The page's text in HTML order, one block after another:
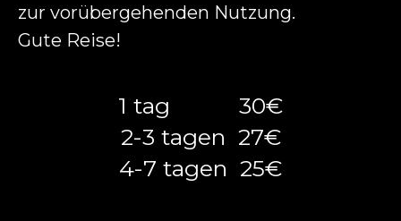
zur vorübergehenden Nutzung.
Gute Reise!
1 tag 30€
2-3 tagen 27€
4-7 tagen 25€